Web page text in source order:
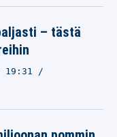
– tästä
19:31